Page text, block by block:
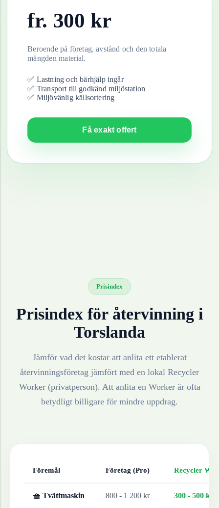
fr. 300 kr
Beroende på företag, avstånd och den totala
mängden material.
✅ Lastning och bärhjälp ingår
✅ Transport till godkänd miljöstation
✅ Miljövänlig källsortering
Få exakt offert
Prisindex
Prisindex för återvinning i
Torslanda
Jämför vad det kostar att anlita ett etablerat
återvinningsföretag jämfört med en lokal Recycler
Worker (privatperson). Att anlita en Worker är ofta
betydligt billigare för mindre uppdrag.
Föremål Företag (Pro) Recycler
🧺 Tvättmaskin 800 - 1 200 kr 300 - 500 kr